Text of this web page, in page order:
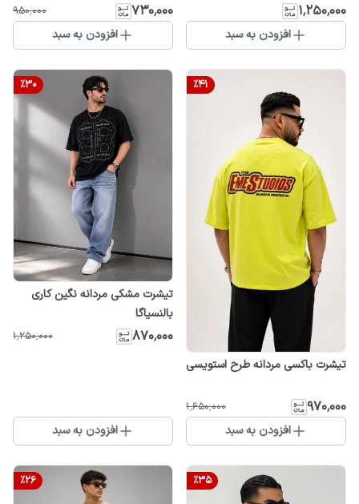
۱٬۲۵۰٬۰۰۰
افزودن به سبد
۷۳۰٬۰۰۰ ۹۵۰٬۰۰۰
افزودن به سبد
%41
تیشرت باکسی مردانه طرح استویسی
۹۷۰٬۰۰۰ ۱٬۶۵۰٬۰۰۰
افزودن به سبد
%30
تیشرت مشکی مردانه نگین کاری
بالنسیاگا
۸۷۰٬۰۰۰ ۱٬۲۵۰٬۰۰۰
افزودن به سبد
%35
%26